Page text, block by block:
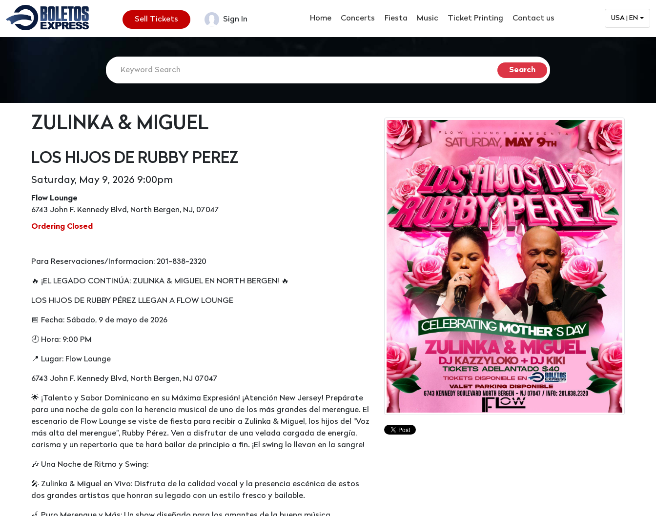
Sell Tickets Sign In Home Concerts Fiesta Music Ticket Printing Contact us USA | EN
ZULINKA & MIGUEL
LOS HIJOS DE RUBBY PEREZ
Saturday, May 9, 2026 9:00pm
Flow Lounge
6743 John F. Kennedy Blvd, North Bergen, NJ, 07047
Ordering Closed
Para Reservaciones/Informacion: 201-838-2320
🔥 ¡EL LEGADO CONTINÚA: ZULINKA & MIGUEL EN NORTH BERGEN! 🔥
LOS HIJOS DE RUBBY PÉREZ LLEGAN A FLOW LOUNGE
📅 Fecha: Sábado, 9 de mayo de 2026
🕘 Hora: 9:00 PM
📍 Lugar: Flow Lounge
6743 John F. Kennedy Blvd, North Bergen, NJ 07047
🌟 ¡Talento y Sabor Dominicano en su Máxima Expresión! ¡Atención New Jersey! Prepárate
para una noche de gala con la herencia musical de uno de los más grandes del merengue. El
escenario de Flow Lounge se viste de fiesta para recibir a Zulinka & Miguel, los hijos del "Voz
más alta del merengue", Rubby Pérez. Ven a disfrutar de una velada cargada de energía,
carisma y un repertorio que te hará bailar de principio a fin. ¡El swing lo llevan en la sangre!
🎶 Una Noche de Ritmo y Swing:
🎤 Zulinka & Miguel en Vivo: Disfruta de la calidad vocal y la presencia escénica de estos
dos grandes artistas que honran su legado con un estilo fresco y bailable.